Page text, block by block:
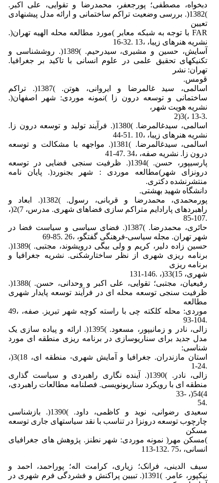
دبخواه، مصطفی؛ پورجعفر، محمدرضا و تقوایی، علی اکبر.
)1382(. بررسی وضعیت تراکم ساختمانی و ارائه مدل پیشنهادی
تعیین
FAR با توجه به شبکه معابر )مورد مطالعه محله الهیه تهران(.
نشریه هنرهای زیبا، ،13 .32-16
آسایش، حسین و مشیری، سیدرحیم. )1389(. روششناسی و
تکنیکهای تحقیق علمی در علوم انسانی با تاکید بر جغرافیا.
تهران: نشر
قومس.
اسالمی، سید غالمرضا و ایروانی، هوتن. )1387(. تراکم
ساختمانی و توسعه درون زا )نمونه موردی: شهر اصفهان(.
نشریه هویت شهر،
.13-3 ،)3(2
اسالمی، سیدغالمرضا. )1380(. فرآیند تولید و توسعه درون زا.
نشریه هنرهای زیبا، ،10 .51-44
اسالمی، سیدغالمرضا. )1381(. مواجهه با مشکالت و توسعه
درون زا. نشریه صفه، ،34 .47-41
پارسیپور، حسن. )1394(. ظرفیت سنجی فضایی در توسعه
درونزای شهر)مطالعه موردی : شهر بجنورد(. پایان نامه
منتشرنشده دکتری.
دانشگاه شهید بهشتی.
پورمحمدی، محمدرضا و قربانی، رسول. )1382(. ابعاد و
راهبردهای پارادایم متراکم سازی فضاهای شهری. مدرس، 7)2(،
.107-85
حائری، محمدرضا. )1387(. فضای سیاسی و سیاست فضا در
شهر تهران. مجله سیاسی-فرهنگی گفتگو، ،26 .85-69
حسین زاده دلیر، کریم و ولی بیگی درویشوند، مجتبی. )1389(.
برنامه ریزی شهری از نظر ساختارشکنی. نشریه جغرافیا و
برنامه ریزی
شهری، 15)33(، .146-131
رفیعیان، مجتبی؛ تقوایی، علی اکبر و وحدانی، حسن. )1388(.
ظرفیت سنجی توسعه محله ای در فرآیند توسعه پایدار شهری
مطالعه
موردی: محله کلکته چی با راسته کوچه شهر تبریز. صفه، ،49
.104-93
زالی، نادر و زمانیپور، مسعود. )1395(. ارائه و پیاده سازی یک
مدل جدید برای سناریوسازی در برنامه ریزی منطقه ای مورد
شناسی:
استان مازندران. جغرافیا و آمایش شهری- منطقه ای، 18)3(،
.24-1
زالی، نادر. )1390(. آینده نگاری راهبردی و سیاست گذاری
منطقه ای با رویکرد سناریونویسی. فصلنامه مطالعات راهبردی،
4)54(، -33
.54
سعیدی رضوانی، نوید و کاظمی، داود. )1390(. بازشناسی
چارچوب توسعه درونزا در تناسب با نقد سیاستهای جاری توسعه
مسکن
)مسکن مهر( نمونه موردی: شهر نطنز. پژوهش های جغرافیای
انسانی، ،75 .132-113
سیف الدینی، فرانک؛ زیاری، کرامت اله؛ پوراحمد، احمد و
نیکپور، عامر. )1391(. تبیین پراکنش و فشردگی فرم شهری در